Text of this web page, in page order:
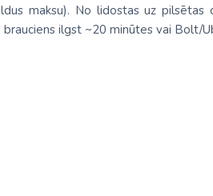
maksu). No lidostas uz
ilgst ~20 minūtes vai Bolt/